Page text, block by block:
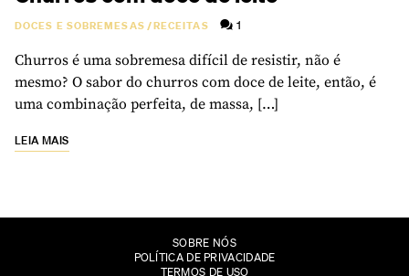
DOCES E SOBREMESAS/RECEITAS 1
Churros é uma sobremesa difícil de resistir, não é
mesmo? O sabor do churros com doce de leite, então, é
uma combinação perfeita, de massa, […]
LEIA MAIS
SOBRE NÓS
POLÍTICA DE PRIVACIDADE
TERMOS DE USO